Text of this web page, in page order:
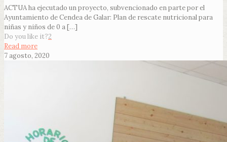
ACTUA ha ejecutado un proyecto, subvencionado en parte por el
Ayuntamiento de Cendea de Galar: Plan de rescate nutricional para
niñas y niños de 0 a[…]
Do you like it?2
Read more
7 agosto, 2020